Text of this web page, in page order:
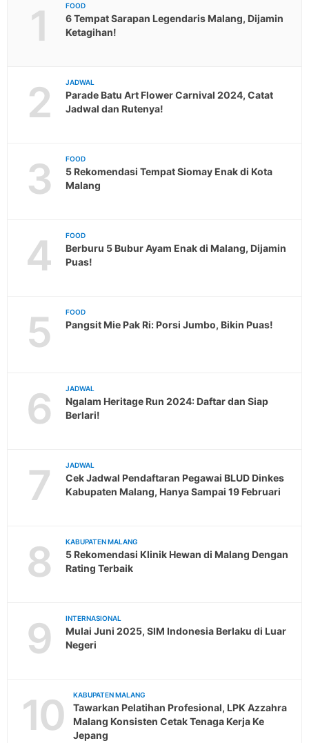
1 FOOD
6 Tempat Sarapan Legendaris Malang, Dijamin
Ketagihan!
2 JADWAL
Parade Batu Art Flower Carnival 2024, Catat
Jadwal dan Rutenya!
3 FOOD
5 Rekomendasi Tempat Siomay Enak di Kota
Malang
4 FOOD
Berburu 5 Bubur Ayam Enak di Malang, Dijamin
Puas!
5 FOOD
Pangsit Mie Pak Ri: Porsi Jumbo, Bikin Puas!
6 JADWAL
Ngalam Heritage Run 2024: Daftar dan Siap
Berlari!
7 JADWAL
Cek Jadwal Pendaftaran Pegawai BLUD Dinkes
Kabupaten Malang, Hanya Sampai 19 Februari
8 KABUPATEN MALANG
5 Rekomendasi Klinik Hewan di Malang Dengan
Rating Terbaik
9 INTERNASIONAL
Mulai Juni 2025, SIM Indonesia Berlaku di Luar
Negeri
10 KABUPATEN MALANG
Tawarkan Pelatihan Profesional, LPK Azzahra
Malang Konsisten Cetak Tenaga Kerja Ke
Jepang